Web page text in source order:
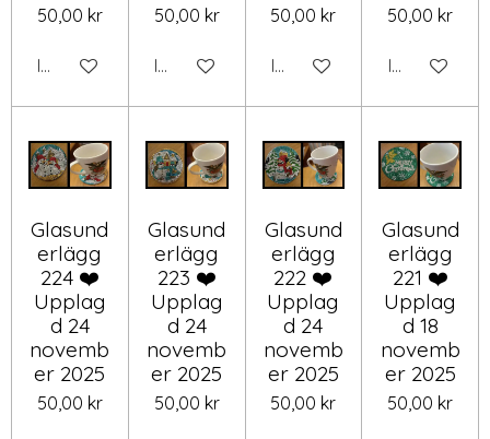
50,00 kr
Inaktiverad
50,00 kr
Inaktiverad
50,00 kr
Inaktiverad
50,00 kr
Inaktiverad
Glasund
erlägg
224 ❤️
Upplag
d 24
novemb
er 2025
50,00 kr
Glasund
erlägg
223 ❤️
Upplag
d 24
novemb
er 2025
50,00 kr
Glasund
erlägg
222 ❤️
Upplag
d 24
novemb
er 2025
50,00 kr
Glasund
erlägg
221 ❤️
Upplag
d 18
novemb
er 2025
50,00 kr